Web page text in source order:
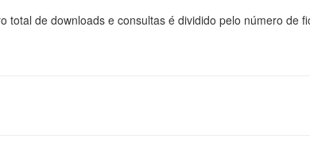
total de downloads e consultas é dividido pelo número de